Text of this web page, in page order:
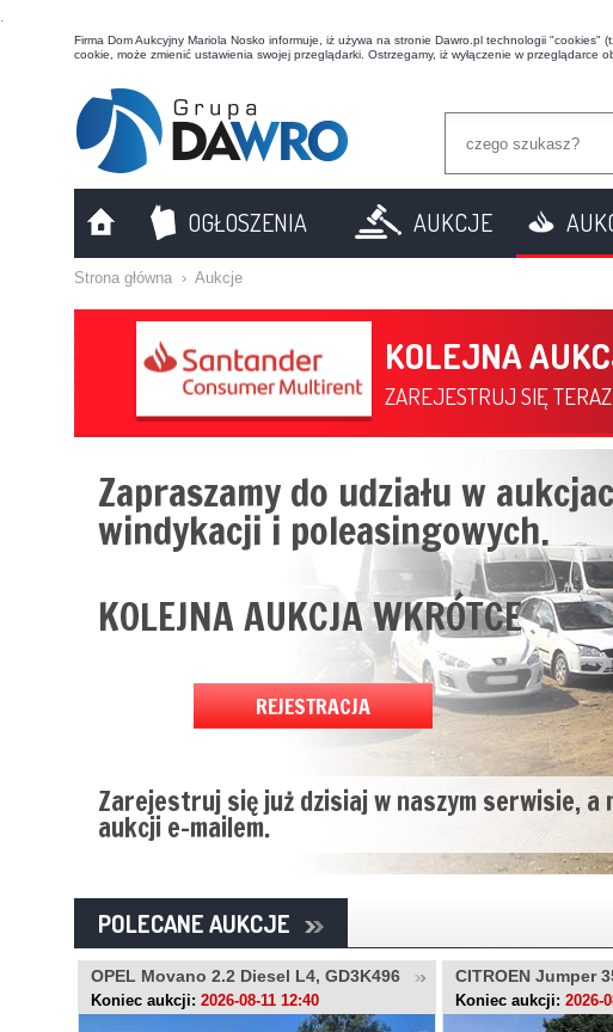
t
Firma Dom Aukcyjny Mariola Nosko informuje, iż używa na stronie Dawro.pl technologii
cookie, może zmienić ustawienia swojej przeglądarki. Ostrzegamy, iż wyłączenie w przeglądarce
OGŁOSZENIA AUKCJE
Strona główna › Aukcje
KOLEJNA
ZAREJESTRUJ SIĘ
Zapraszamy do udziału w
windykacji i poleasingowych.
KOLEJNA AUKCJA WKRÓTCE
REJESTRACJA
Zarejestruj się już dzisiaj w naszym serwisie, a
aukcji e-mailem.
POLECANE AUKCJE
OPEL Movano 2.2 Diesel L4, GD3K496
Koniec aukcji: 2026-08-11 12:40
CITROEN Jumper
LU446RR
Koniec aukcji: 2026-